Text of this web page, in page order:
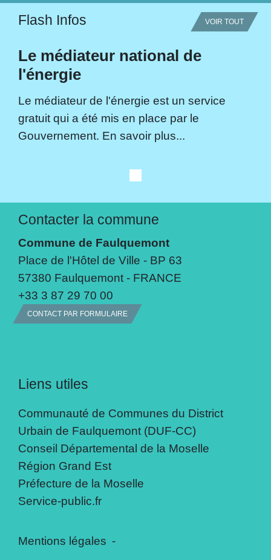
Flash Infos VOIR TOUT
Le médiateur national de
l'énergie
Le médiateur de l'énergie est un service
gratuit qui a été mis en place par le
Gouvernement. En savoir plus...
Contacter la commune
Commune de Faulquemont
Place de l'Hôtel de Ville - BP 63
57380 Faulquemont - FRANCE
+33 3 87 29 70 00
CONTACT PAR FORMULAIRE
Liens utiles
Communauté de Communes du District
Urbain de Faulquemont (DUF-CC)
Conseil Départemental de la Moselle
Région Grand Est
Préfecture de la Moselle
Service-public.fr
Mentions légales -